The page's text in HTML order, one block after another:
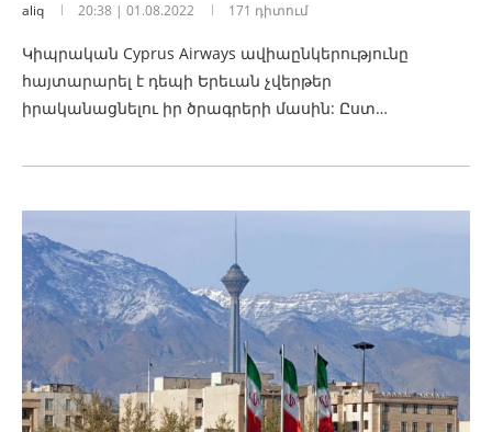
aliq 20:38 | 01.08.2022 171 դիտում
Կիպրական Cyprus Airways ավիաընկերությունը
հայտարարել է դեպի Երեւան չվերթեր
իրականացնելու իր ծրագրերի մասին: Ըստ…